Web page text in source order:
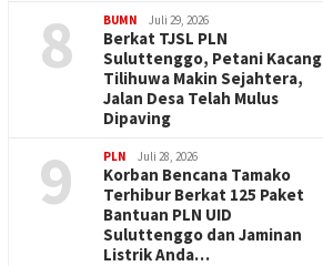
8 BUMN Juli 29, 2026
Berkat TJSL PLN
Suluttenggo, Petani Kacang
Tilihuwa Makin Sejahtera,
Jalan Desa Telah Mulus
Dipaving
9 PLN Juli 28, 2026
Korban Bencana Tamako
Terhibur Berkat 125 Paket
Bantuan PLN UID
Suluttenggo dan Jaminan
Listrik Anda…